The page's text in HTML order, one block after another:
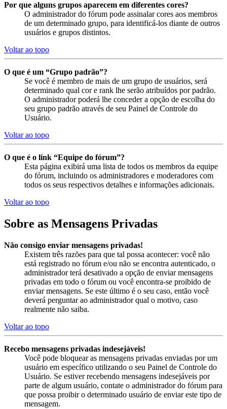
Por que alguns grupos aparecem em diferentes cores?
O administrador do fórum pode assinalar cores aos membros
de um determinado grupo, para identificá-los diante de outros
usuários e grupos distintos.
Voltar ao topo
O que é um “Grupo padrão”?
Se você é membro de mais de um grupo de usuários, será
determinado qual cor e rank lhe serão atribuídos por padrão.
O administrador poderá lhe conceder a opção de escolha do
seu grupo padrão através de seu Painel de Controle do
Usuário.
Voltar ao topo
O que é o link “Equipe do fórum”?
Esta página exibirá uma lista de todos os membros da equipe
do fórum, incluindo os administradores e moderadores com
todos os seus respectivos detalhes e informações adicionais.
Voltar ao topo
Sobre as Mensagens Privadas
Não consigo enviar mensagens privadas!
Existem três razões para que tal possa acontecer: você não
está registrado no fórum e/ou não se encontra autenticado, o
administrador terá desativado a opção de enviar mensagens
privadas em todo o fórum ou você encontra-se proibido de
enviar mensagens. Se este último é o seu caso, então você
deverá perguntar ao administrador qual o motivo, caso
realmente não saiba.
Voltar ao topo
Recebo mensagens privadas indesejáveis!
Você pode bloquear as mensagens privadas enviadas por um
usuário em específico utilizando o seu Painel de Controle do
Usuário. Se estiver recebendo mensagens indesejáveis por
parte de algum usuário, contate o administrador do fórum para
que possa proibir o determinado usuário de enviar este tipo de
mensagem.